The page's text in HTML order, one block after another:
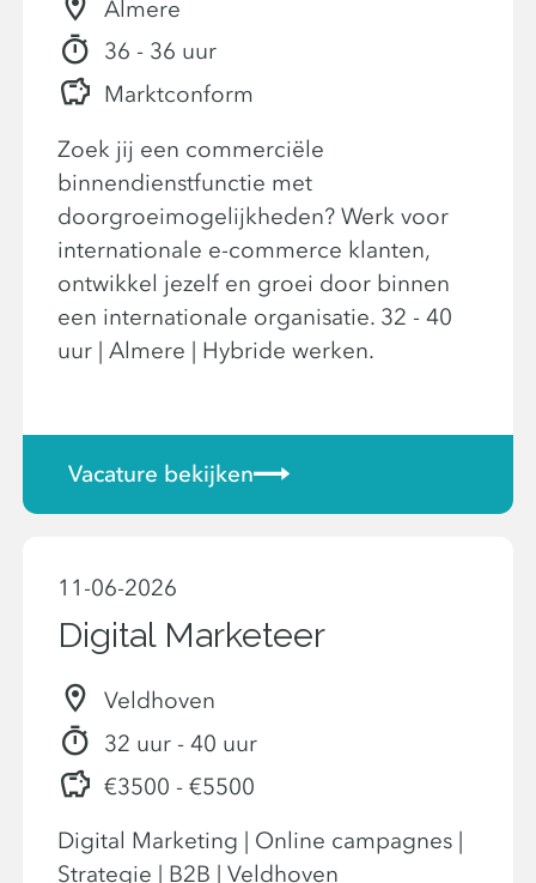
Almere
36 - 36 uur
Marktconform
Zoek jij een commerciële
binnendienstfunctie met
doorgroeimogelijkheden? Werk voor
internationale e-commerce klanten,
ontwikkel jezelf en groei door binnen
een internationale organisatie. 32 - 40
uur | Almere | Hybride werken.
Vacature bekijken
11-06-2026
Digital Marketeer
Veldhoven
32 uur - 40 uur
€3500 - €5500
Digital Marketing | Online campagnes |
Strategie | B2B | Veldhoven